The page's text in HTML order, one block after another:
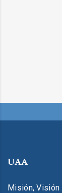
UAA
Misión, Visión